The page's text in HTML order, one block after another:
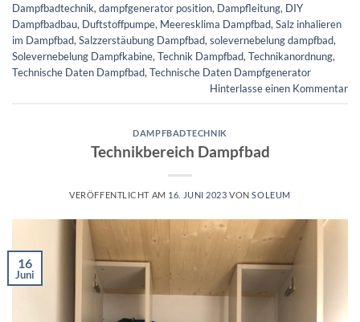
Dampfbadtechnik,dampfgenerator position, Dampfleitung, DIY
Dampfbadbau, Duftstoffpumpe, Meeresklima Dampfbad,Salz inhalieren
im Dampfbad,Salzzerstäubung Dampfbad,solevernebelung dampfbad,
Solevernebelung Dampfkabine,Technik Dampfbad,Technikanordnung,
Technische Daten Dampfbad,Technische Daten Dampfgenerator
Hinterlasse einen Kommentar
DAMPFBADTECHNIK
Technikbereich Dampfbad
VERÖFFENTLICHT AM 16. JUNI 2023 VONSOLEUM
16
Juni